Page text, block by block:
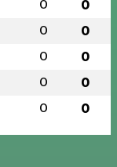
0 0
0 0
0 0
0 0
0 0